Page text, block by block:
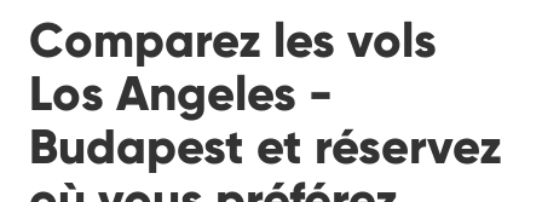
Comparez les vols
Los Angeles -
Budapest et réservez